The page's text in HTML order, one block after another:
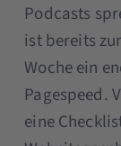
Podcasts
ist bereits
Woche ein
Pagespeed.
eine